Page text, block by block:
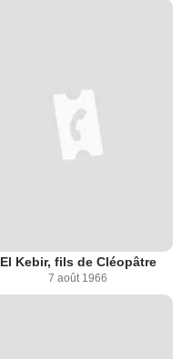
El Kebir, fils de Cléopâtre
7 août 1966